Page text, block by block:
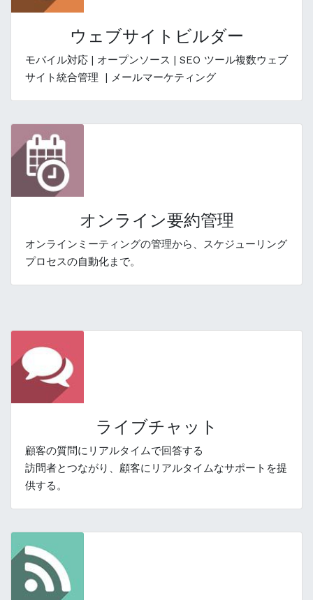
ウェブサイトビルダー
モバイル対応 | オープンソース | SEO ツール複数ウェブ
サイト統合管理 | メールマーケティング
オンライン要約管理
オンラインミーティングの管理から、スケジューリング
プロセスの自動化まで。
ライブチャット
顧客の質問にリアルタイムで回答する
訪問者とつながり、顧客にリアルタイムなサポートを提
供する。